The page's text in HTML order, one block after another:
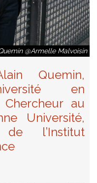
@Armelle Malvoisin
Quemin,
en
au
Université,
l’Institut